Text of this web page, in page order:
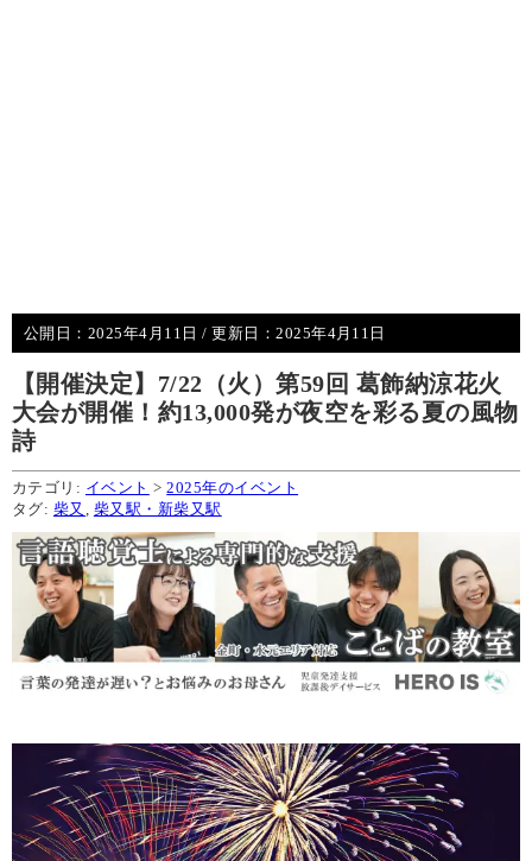
公開日： 2025年4月11日 / 更新日：2025年4月11日
【開催決定】7/22（火）第59回 葛飾納涼花火
大会が開催！約13,000発が夜空を彩る夏の風物
詩
カテゴリ: イベント >2025年のイベント
タグ: 柴又 柴又駅・新柴又駅